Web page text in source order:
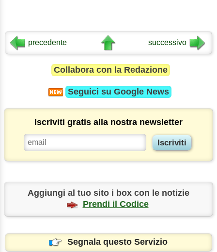
precedente successivo
Collabora con la Redazione
Seguici su Google News
Iscriviti gratis alla nostra newsletter
Aggiungi al tuo sito i box con le notizie
Prendi il Codice
Segnala questo Servizio